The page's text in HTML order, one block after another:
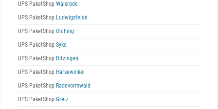
UPS PaketShop Walsrode
UPS PaketShop Ludwigsfelde
UPS PaketShop Olching
UPS PaketShop Syke
UPS PaketShop Ditzingen
UPS PaketShop Harsewinkel
UPS PaketShop Radevormwald
UPS PaketShop Greiz